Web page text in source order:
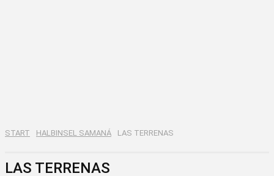
START HALBINSEL SAMANÁ LAS TERRENAS
LAS TERRENAS